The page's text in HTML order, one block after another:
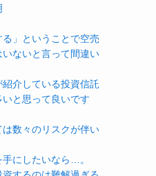
る」ということで空売
ないと言って間違い
介している投資信託
と思って良いです
数々のリスクが伴い
にしたいなら…。